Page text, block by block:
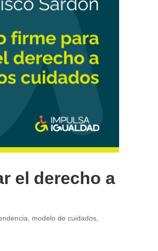
el derecho a
, modelo de cuidados,